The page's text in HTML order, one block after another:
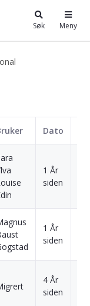
Søk Meny
Dato
1 År
siden
1 År
siden
4 År
siden